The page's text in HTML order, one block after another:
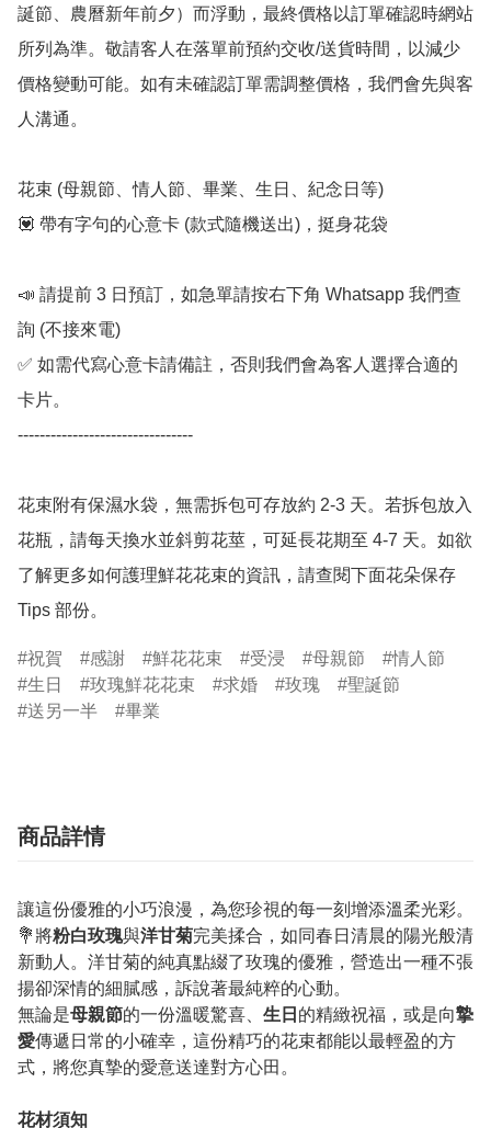
誕節、農曆新年前夕）而浮動，最終價格以訂單確認時網站
所列為準。敬請客人在落單前預約交收/送貨時間，以減少
價格變動可能。如有未確認訂單需調整價格，我們會先與客
人溝通。
花束 (母親節、情人節、畢業、生日、紀念日等)
💟 帶有字句的心意卡 (款式隨機送出)，挺身花袋
📣 請提前 3 日預訂，如急單請按右下角 Whatsapp 我們查
詢 (不接來電)
✅ 如需代寫心意卡請備註，否則我們會為客人選擇合適的
卡片。
--------------------------------
花束附有保濕水袋，無需拆包可存放約 2-3 天。若拆包放入
花瓶，請每天換水並斜剪花莖，可延長花期至 4-7 天。如欲
了解更多如何護理鮮花花束的資訊，請查閱下面花朵保存
Tips 部份。
祝賀 感謝 鮮花花束 受浸 母親節
情人節
生日
玫瑰鮮花花束 求婚 玫瑰
聖誕節
送另一半
畢業
商品詳情
讓這份優雅的小巧浪漫，為您珍視的每一刻增添溫柔光彩。
💐將粉白玫瑰與洋甘菊完美揉合，如同春日清晨的陽光般清
新動人。洋甘菊的純真點綴了玫瑰的優雅，營造出一種不張
揚卻深情的細膩感，訴說著最純粹的心動。
無論是母親節的一份溫暖驚喜、 生日 的精緻祝福，或是向摯
愛傳遞日常的小確幸，這份精巧的花束都能以最輕盈的方
式，將您真摯的愛意送達對方心田。
花材須知